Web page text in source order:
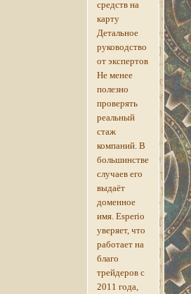
средств на
карту
Детальное
руководство
от экспертов
Не менее
полезно
проверять
реальный
стаж
компаний. В
большинстве
случаев его
выдаёт
доменное
имя. Esperio
уверяет, что
работает на
благо
трейдеров с
2011 года,